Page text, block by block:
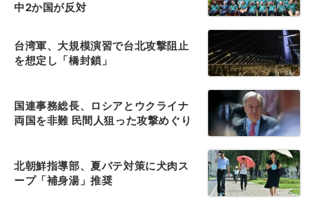
中2か国が反対
台湾軍、大規模演習で台北攻撃阻止
を想定し「橋封鎖」
国連事務総長、ロシアとウクライナ
両国を非難 民間人狙った攻撃めぐり
北朝鮮指導部、夏バテ対策に犬肉ス
ープ「補身湯」推奨